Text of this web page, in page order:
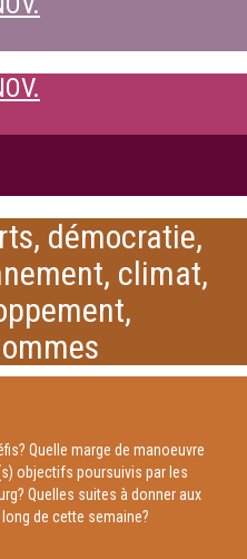
démocratie,
climat,
Quelle marge de manoeuvre
objectifs poursuivis par les
Quelles suites à donner aux
de cette semaine?